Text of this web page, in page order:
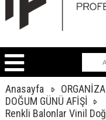
Anasayfa
DOĞUM GÜNÜ AFİŞİ
Renkli Balonlar Vinil